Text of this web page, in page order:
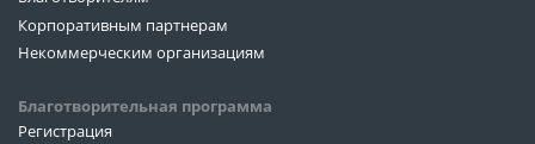
Корпоративным партнерам
Некоммерческим организациям
Благотворительная программа
Регистрация